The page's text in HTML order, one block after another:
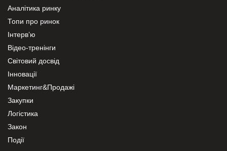
Аналітика ринку
Топи про ринок
Інтерв’ю
Відео-тренінги
Світовий досвід
Інновації
Маркетинг&Продажі
Закупки
Логістика
Закон
Події